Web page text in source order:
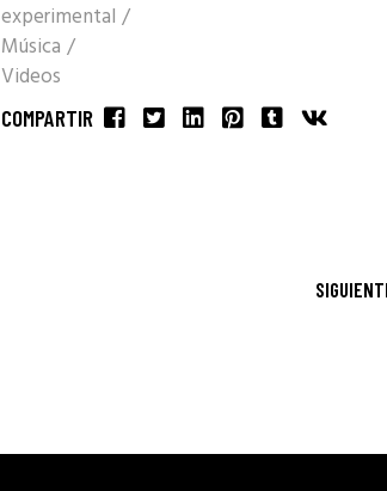
experimental
Música
Videos
COMPARTIR